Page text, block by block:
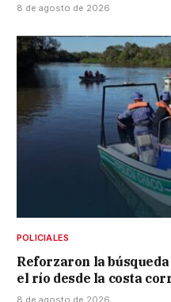
8 de agosto de 2026
POLICIALES
Reforzaron la
el río desde la costa
8 de agosto de 2026